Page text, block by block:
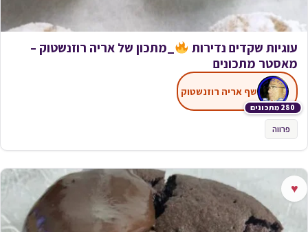
עוגיות שקדים נדירות
_מתכון של אריה רוזנשטוק –
מאסטר מתכונים
280 מתכונים
שף אריה רוזנשטוק
פרווה
♥